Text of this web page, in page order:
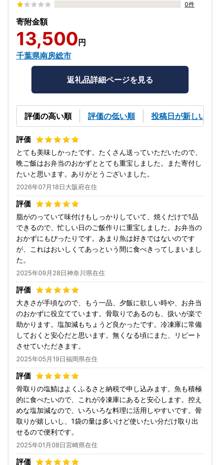
0件
寄附金額
13,500 円
千葉県南房総市
返礼品詳細ページを見る
評価の高い順 評価の低い順 投稿日が新しい順
とても美味しかったです。たくさん送っていただいたので、
晩ご飯はお弁当のおかずととても重宝しました。また寄付し
たいと思います。ありがとうございました。
2026年07月18日大阪府在住
脂がのっていて味付けもしっかりしていて、焼くだけで1品
できるので、忙しい日のご飯作りに重宝しました。お弁当の
おかずにもぴったりです。あまり魚は好きではないのです
が、これはおいしくてあっという間に食べきってしまいまし
た。
2025年09月28日神奈川県在住
大きさが手頃なので、もう一品、夕飯に欲しい時や、お弁当
のおかずに役立てています。骨取りであるのも、扱いが楽で
助かります。塩加減もちょうど良かったです。冷凍庫に常備
しておくと安心だと思います。無くなる頃にまた、リピート
させていただきます。
2025年05月19日福岡県在住
骨取りの塩鯖はよくふるさと納税で申し込みます。魚も積極
的に食べたいので、これが冷凍庫にあると安心します。控え
めな塩加減なので、いろいろな料理に活用しやすいです。骨
取りが嬉しいし、1袋の量は多いけど使いたい分だけ取り出
せるので便利です。
2025年01月08日宮崎県在住